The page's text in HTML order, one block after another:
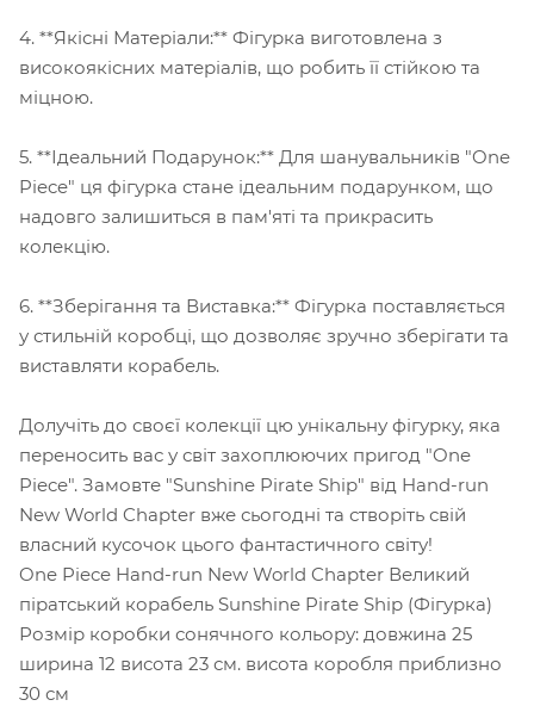
4. **Якісні Матеріали:** Фігурка виготовлена з
високоякісних матеріалів, що робить її стійкою та
міцною.
5. **Ідеальний Подарунок:** Для шанувальників "One
Piece" ця фігурка стане ідеальним подарунком, що
надовго залишиться в пам'яті та прикрасить
колекцію.
6. **Зберігання та Виставка:** Фігурка поставляється
у стильній коробці, що дозволяє зручно зберігати та
виставляти корабель.
Долучіть до своєї колекції цю унікальну фігурку, яка
переносить вас у світ захоплюючих пригод "One
Piece". Замовте "Sunshine Pirate Ship" від Hand-run
New World Chapter вже сьогодні та створіть свій
власний кусочок цього фантастичного світу!
One Piece Hand-run New World Chapter Великий
піратський корабель Sunshine Pirate Ship (Фігурка)
Розмір коробки сонячного кольору: довжина 25
ширина 12 висота 23 см. висота коробля приблизно
30 см